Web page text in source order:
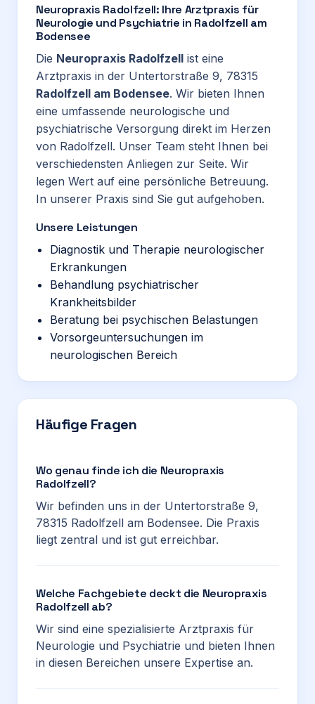
Neuropraxis Radolfzell: Ihre Arztpraxis für
Neurologie und Psychiatrie in Radolfzell am
Bodensee
Die Neuropraxis Radolfzell ist eine
Arztpraxis in der Untertorstraße 9, 78315
Radolfzell am Bodensee. Wir bieten Ihnen
eine umfassende neurologische und
psychiatrische Versorgung direkt im Herzen
von Radolfzell. Unser Team steht Ihnen bei
verschiedensten Anliegen zur Seite. Wir
legen Wert auf eine persönliche Betreuung.
In unserer Praxis sind Sie gut aufgehoben.
Unsere Leistungen
Diagnostik und Therapie neurologischer
Erkrankungen
Behandlung psychiatrischer
Krankheitsbilder
Beratung bei psychischen Belastungen
Vorsorgeuntersuchungen im
neurologischen Bereich
Häufige Fragen
Wo genau finde ich die Neuropraxis
Radolfzell?
Wir befinden uns in der Untertorstraße 9,
78315 Radolfzell am Bodensee. Die Praxis
liegt zentral und ist gut erreichbar.
Welche Fachgebiete deckt die Neuropraxis
Radolfzell ab?
Wir sind eine spezialisierte Arztpraxis für
Neurologie und Psychiatrie und bieten Ihnen
in diesen Bereichen unsere Expertise an.